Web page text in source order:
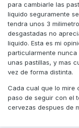
para cambiarle las
liquido seguramente
tendra unos 3
desgastadas no
liquido. Esta es mi
particularmente
unas pastillas, y mas
vez de forma distinta.
Cada cual que lo mire
paso de seguir con el
cervezas despues de